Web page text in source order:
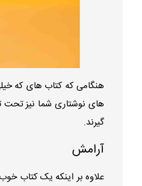
هنگامی که کتاب های که
های نوشتاری شما نیز تحت
گیرند.
آرامش
علاوه بر اینکه یک کتاب